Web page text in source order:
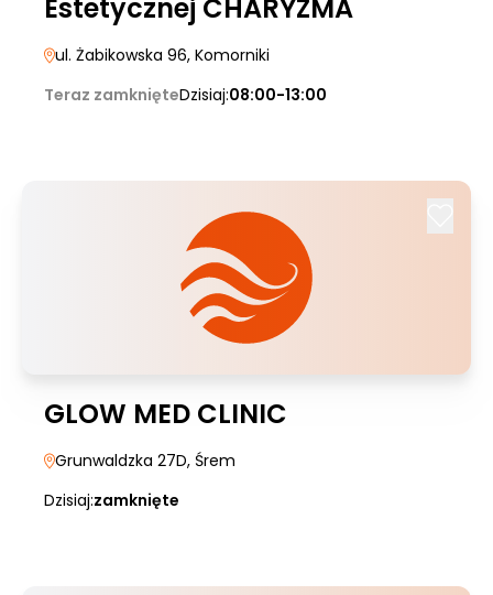
Estetycznej CHARYZMA
ul. Żabikowska 96, Komorniki
Teraz zamknięteDzisiaj:08:00-13:00
GLOW MED CLINIC
Grunwaldzka 27D, Śrem
Dzisiaj:zamknięte